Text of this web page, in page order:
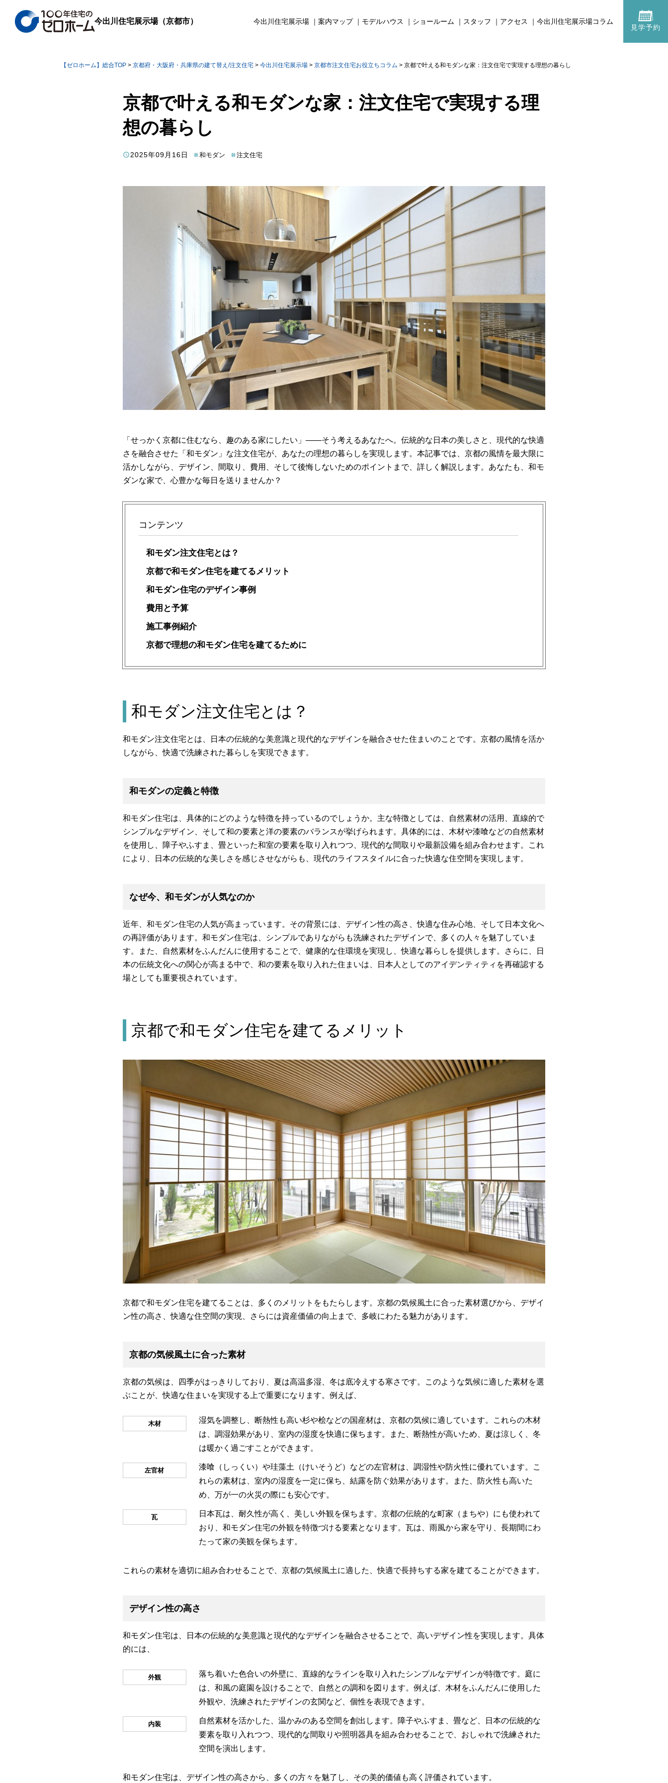
今出川住宅展示場（京都市） 今出川住宅展示場 案内マップ モデルハウス ショールーム スタッフ アクセス 今出川住宅展示場コラム
見学予約
【ゼロホーム】総合TOP > 京都府・大阪府・兵庫県の建て替え/注文住宅 > 今出川住宅展示場 > 京都市注文住宅お役立ちコラム > 京都で叶える和モダンな家：注文住宅で実現する理想の暮らし
京都で叶える和モダンな家：注文住宅で実現する理
想の暮らし
2025年09月16日 和モダン 注文住宅
「せっかく京都に住むなら、趣のある家にしたい」——そう考えるあなたへ。伝統的な日本の美しさと、現代的な快適
さを融合させた「和モダン」な注文住宅が、あなたの理想の暮らしを実現します。本記事では、京都の風情を最大限に
活かしながら、デザイン、間取り、費用、そして後悔しないためのポイントまで、詳しく解説します。あなたも、和モ
ダンな家で、心豊かな毎日を送りませんか？
コンテンツ
和モダン注文住宅とは？
京都で和モダン住宅を建てるメリット
和モダン住宅のデザイン事例
費用と予算
施工事例紹介
京都で理想の和モダン住宅を建てるために
和モダン注文住宅とは？
和モダン注文住宅とは、日本の伝統的な美意識と現代的なデザインを融合させた住まいのことです。京都の風情を活か
しながら、快適で洗練された暮らしを実現できます。
和モダンの定義と特徴
和モダン住宅は、具体的にどのような特徴を持っているのでしょうか。主な特徴としては、自然素材の活用、直線的で
シンプルなデザイン、そして和の要素と洋の要素のバランスが挙げられます。具体的には、木材や漆喰などの自然素材
を使用し、障子やふすま、畳といった和室の要素を取り入れつつ、現代的な間取りや最新設備を組み合わせます。これ
により、日本の伝統的な美しさを感じさせながらも、現代のライフスタイルに合った快適な住空間を実現します。
なぜ今、和モダンが人気なのか
近年、和モダン住宅の人気が高まっています。その背景には、デザイン性の高さ、快適な住み心地、そして日本文化へ
の再評価があります。和モダン住宅は、シンプルでありながらも洗練されたデザインで、多くの人々を魅了していま
す。また、自然素材をふんだんに使用することで、健康的な住環境を実現し、快適な暮らしを提供します。さらに、日
本の伝統文化への関心が高まる中で、和の要素を取り入れた住まいは、日本人としてのアイデンティティを再確認する
場としても重要視されています。
京都で和モダン住宅を建てるメリット
京都で和モダン住宅を建てることは、多くのメリットをもたらします。京都の気候風土に合った素材選びから、デザイ
ン性の高さ、快適な住空間の実現、さらには資産価値の向上まで、多岐にわたる魅力があります。
京都の気候風土に合った素材
京都の気候は、四季がはっきりしており、夏は高温多湿、冬は底冷えする寒さです。このような気候に適した素材を選
ぶことが、快適な住まいを実現する上で重要になります。例えば、
木材
湿気を調整し、断熱性も高い杉や桧などの国産材は、京都の気候に適しています。これらの木材
は、調湿効果があり、室内の湿度を快適に保ちます。また、断熱性が高いため、夏は涼しく、冬
は暖かく過ごすことができます。
左官材
漆喰（しっくい）や珪藻土（けいそうど）などの左官材は、調湿性や防火性に優れています。こ
れらの素材は、室内の湿度を一定に保ち、結露を防ぐ効果があります。また、防火性も高いた
め、万が一の火災の際にも安心です。
瓦
日本瓦は、耐久性が高く、美しい外観を保ちます。京都の伝統的な町家（まちや）にも使われて
おり、和モダン住宅の外観を特徴づける要素となります。瓦は、雨風から家を守り、長期間にわ
たって家の美観を保ちます。
これらの素材を適切に組み合わせることで、京都の気候風土に適した、快適で長持ちする家を建てることができます。
デザイン性の高さ
和モダン住宅は、日本の伝統的な美意識と現代的なデザインを融合させることで、高いデザイン性を実現します。具体
的には、
外観
落ち着いた色合いの外壁に、直線的なラインを取り入れたシンプルなデザインが特徴です。庭に
は、和風の庭園を設けることで、自然との調和を図ります。例えば、木材をふんだんに使用した
外観や、洗練されたデザインの玄関など、個性を表現できます。
内装
自然素材を活かした、温かみのある空間を創出します。障子やふすま、畳など、日本の伝統的な
要素を取り入れつつ、現代的な間取りや照明器具を組み合わせることで、おしゃれで洗練された
空間を演出します。
和モダン住宅は、デザイン性の高さから、多くの方々を魅了し、その美的価値も高く評価されています。